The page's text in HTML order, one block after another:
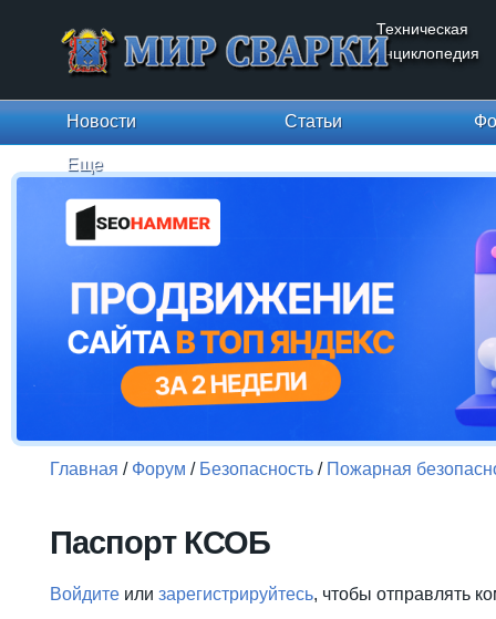
Техническая
энциклопедия
Новости Статьи
Еще
Главная / Форум / Безопасность / Пожарная
Паспорт КСОБ
Войдите или зарегистрируйтесь, чтобы отправлять